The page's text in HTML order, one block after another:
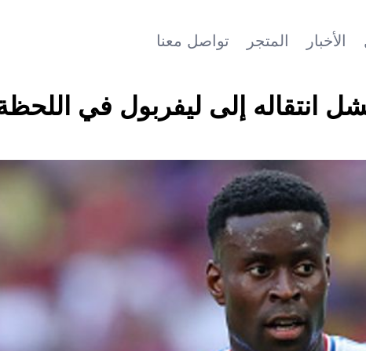
الأخبار المتجر تواصل معنا
انتقاله إلى ليفربول في